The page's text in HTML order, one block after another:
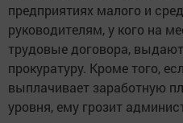
предприятиях малого и
руководителям, у кого на
трудовые договора,
прокуратуру. Кроме того,
выплачивает заработную
уровня, ему грозит